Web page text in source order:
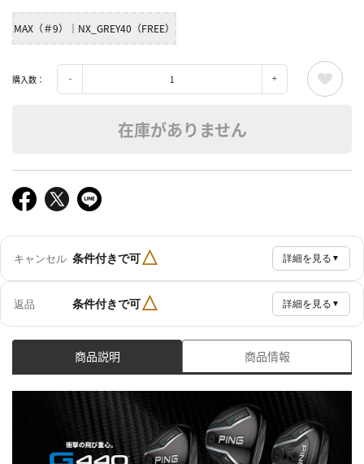
MAX（＃9）｜NX_GREY40（FREE）
購入数：
在庫がありません
キャンセル 条件付きで可△ 詳細を見る ▼
返品 条件付きで可△ 詳細を見る ▼
商品説明 商品情報